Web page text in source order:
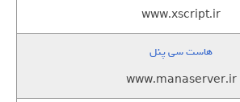
www.xscript.ir
هاست سی پنل
www.manaserver.ir